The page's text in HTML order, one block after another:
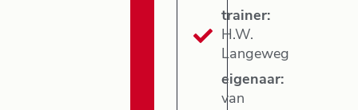
trainer:
H.W.
Langeweg
eigenaar:
van